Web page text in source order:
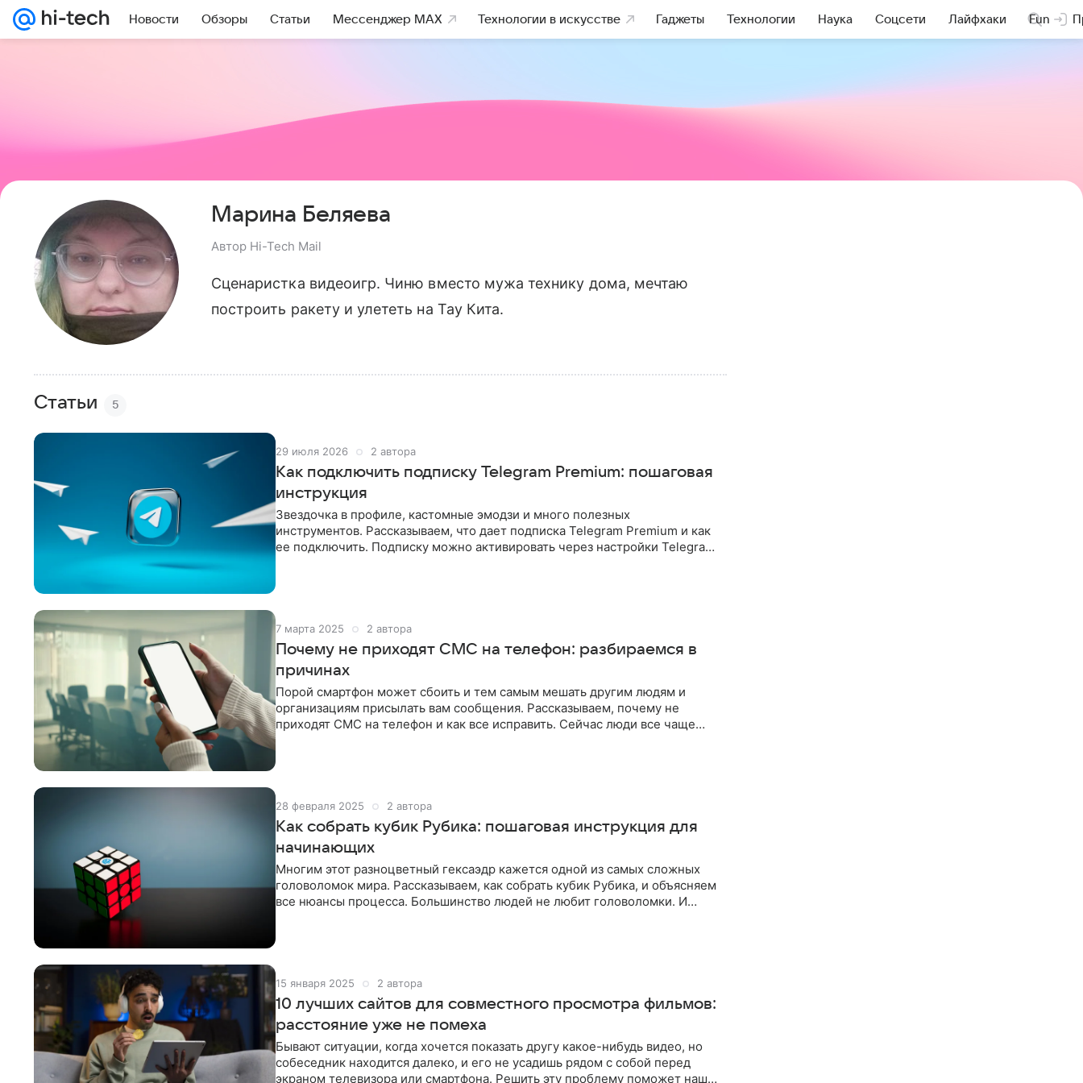
Новости Обзоры Статьи Мессенджер MAX Технологии в искусстве Гаджеты Технологии Наука Соцсети Лайфхаки Fun
Марина Беляева
Автор Hi-Tech Mail
Сценаристка видеоигр. Чиню вместо мужа технику дома, мечтаю
построить ракету и улететь на Тау Кита.
Статьи 5
29 июля 2026 2 автора
Как подключить подписку Telegram Premium: пошаговая
инструкция
Звездочка в профиле, кастомные эмодзи и много полезных
инструментов. Рассказываем, что дает подписка Telegram Premium и как
ее подключить. Подписку можно активировать через настройки Telegram
7 марта 2025 2 автора
Почему не приходят СМС на телефон: разбираемся в
причинах
Порой смартфон может сбоить и тем самым мешать другим людям и
организациям присылать вам сообщения. Рассказываем, почему не
приходят СМС на телефон и как все исправить. Сейчас люди все чаще
28 февраля 2025 2 автора
Как собрать кубик Рубика: пошаговая инструкция для
начинающих
Многим этот разноцветный гексаэдр кажется одной из самых сложных
головоломок мира. Рассказываем, как собрать кубик Рубика, и объясняем
все нюансы процесса. Большинство людей не любит головоломки. И
15 января 2025 2 автора
10 лучших сайтов для совместного просмотра фильмов:
расстояние уже не помеха
Бывают ситуации, когда хочется показать другу какое-нибудь видео, но
собеседник находится далеко, и его не усадишь рядом с собой перед
экраном телевизора или смартфона. Решить эту проблему поможет наша